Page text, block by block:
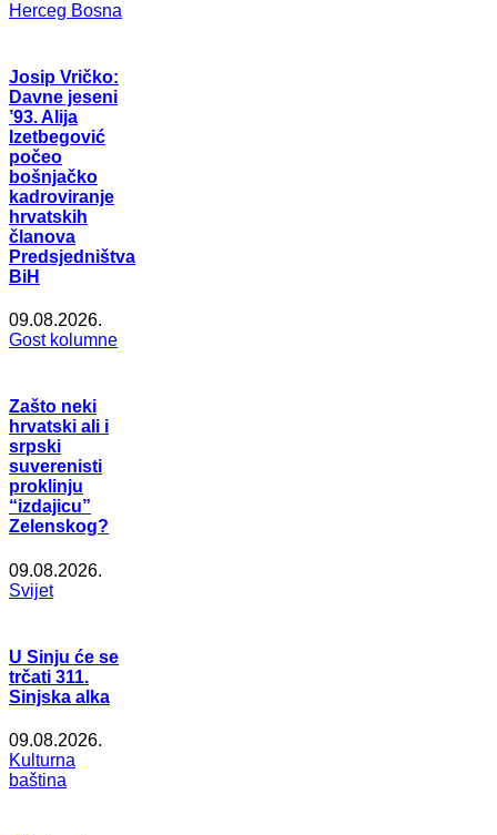
Herceg Bosna
Josip Vričko:
Davne jeseni
’93. Alija
Izetbegović
počeo
bošnjačko
kadroviranje
hrvatskih
članova
Predsjedništva
BiH
09.08.2026.
Gost kolumne
Zašto neki
hrvatski ali i
srpski
suverenisti
proklinju
“izdajicu”
Zelenskog?
09.08.2026.
Svijet
U Sinju će se
trčati 311.
Sinjska alka
09.08.2026.
Kulturna
baština